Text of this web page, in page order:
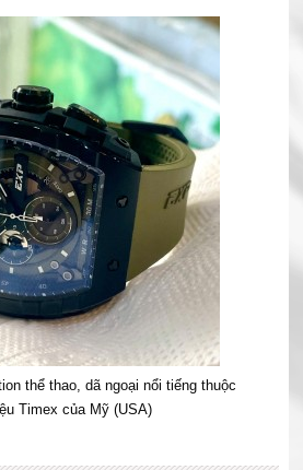
thể thao, dã ngoại nổi tiếng thuộc
Timex của Mỹ (USA)